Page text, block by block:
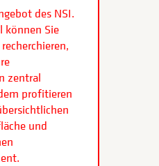
des NSI.
können Sie
zentral
profitieren
und